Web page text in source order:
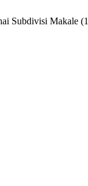
Subdivisi Makale